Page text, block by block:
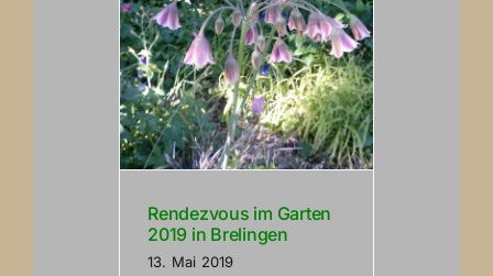
Rendezvous im Garten
2019 in Brelingen
13. Mai 2019